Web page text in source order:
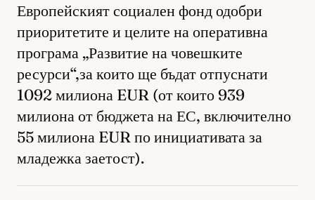
Европейският социален фонд одобри
приоритетите и целите на оперативна
програма „Развитие на човешките
ресурси“,за които ще бъдат отпуснати
1092 милиона EUR (от които 939
милиона от бюджета на ЕС, включително
55 милиона EUR по инициативата за
младежка заетост).